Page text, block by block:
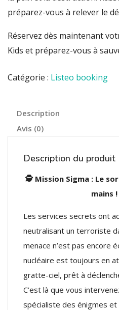
préparez-vous à relever le
Réservez dès maintenant
Kids et préparez-vous à
Catégorie : Listeo booking
Description
Avis (0)
Description du produit
🕵️ Mission Sigma : Le
mains
Les services secrets ont
neutralisant un terroriste
menace n’est pas encore
nucléaire est toujours en
gratte-ciel, prêt à
C’est là que vous
spécialiste des énigmes